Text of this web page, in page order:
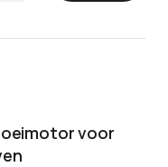
voor